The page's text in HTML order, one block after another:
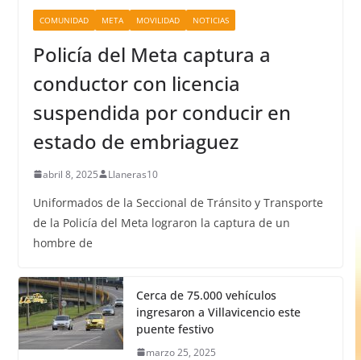
COMUNIDAD META MOVILIDAD NOTICIAS
Policía del Meta captura a
conductor con licencia
suspendida por conducir en
estado de embriaguez
abril 8, 2025 Llaneras10
Uniformados de la Seccional de Tránsito y Transporte
de la Policía del Meta lograron la captura de un
hombre de
Cerca de 75.000 vehículos
ingresaron a Villavicencio este
puente festivo
marzo 25, 2025